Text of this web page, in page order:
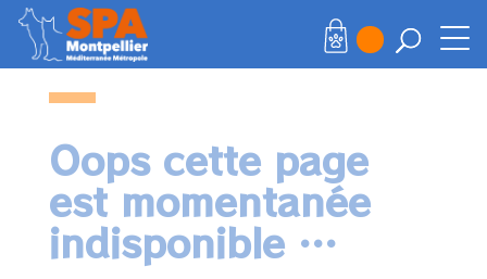
Oops cette page
est momentanée
indisponible …
Panneau de gestion des cookies